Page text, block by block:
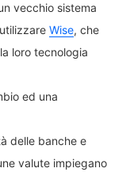
vecchio sistema
Wise, che
loro tecnologia
ed una
delle banche e
valute impiegano